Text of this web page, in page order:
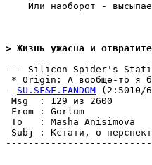
Или наоборот -
> Жизнь ужасна и
--- Silicon Spider's
* Origin: А вообще-то я
- SU.SF&F.FANDOM
Msg
From : Gorlum
To   : Masha
Subj : Кстати, о